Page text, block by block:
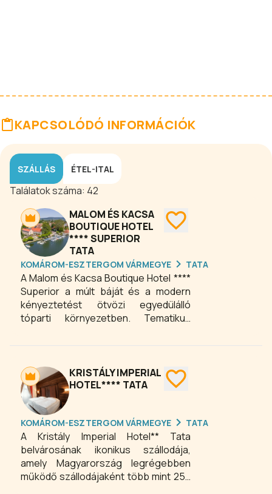
KAPCSOLÓDÓ INFORMÁCIÓK
SZÁLLÁS ÉTEL-ITAL
Találatok száma: 42
MALOM ÉS KACSA
BOUTIQUE HOTEL
**** SUPERIOR
TATA
KOMÁROM-ESZTERGOM VÁRMEGYE TATA
A Malom és Kacsa Boutique Hotel ****
Superior a múlt báját és a modern
kényeztetést ötvözi egyedülálló
tóparti környezetben. Tematikus
nyugalmat és inspirációt szolgálja –
vagy aktív. A tatai Öreg-tó partján
fekvő hotelünk tökéletes választás,
ha prémium élményekre, történelmi
hangulatra és valódi kikapcsolódásra
vágyik.
KRISTÁLY IMPERIAL
HOTEL**** TATA
KOMÁROM-ESZTERGOM VÁRMEGYE TATA
A Kristály Imperial Hotel** Tata
belvárosának ikonikus szállodája,
amely Magyarország legrégebben
működő szállodájaként több mint 250